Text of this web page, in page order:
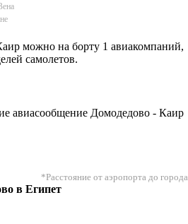
можно на борту 1 авиакомпаний,
самолетов.
авиасообщение Домодедово - Каир
*Расстояние от аэропорта до города
в Египет